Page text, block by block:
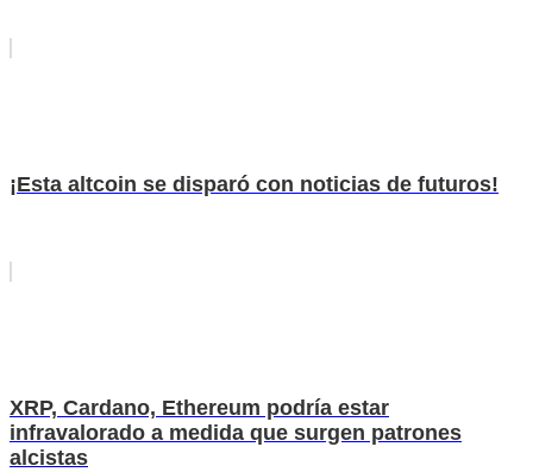
¡Esta altcoin se disparó con noticias de futuros!
XRP, Cardano, Ethereum podría estar
infravalorado a medida que surgen patrones
alcistas